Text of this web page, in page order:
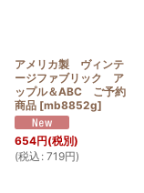
アメリカ製 ヴィンテ
ージファブリック ア
ップル＆ABC ご予約
商品 [mb8852g]
654円(税別)
(税込 : 719円)